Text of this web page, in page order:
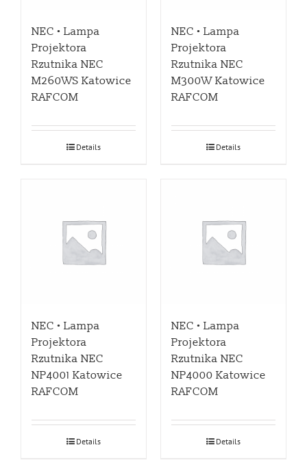
NEC • Lampa
Projektora
Rzutnika NEC
M260WS Katowice
RAFCOM
Details
NEC • Lampa
Projektora
Rzutnika NEC
M300W Katowice
RAFCOM
Details
NEC • Lampa
Projektora
Rzutnika NEC
NP4001 Katowice
RAFCOM
Details
NEC • Lampa
Projektora
Rzutnika NEC
NP4000 Katowice
RAFCOM
Details